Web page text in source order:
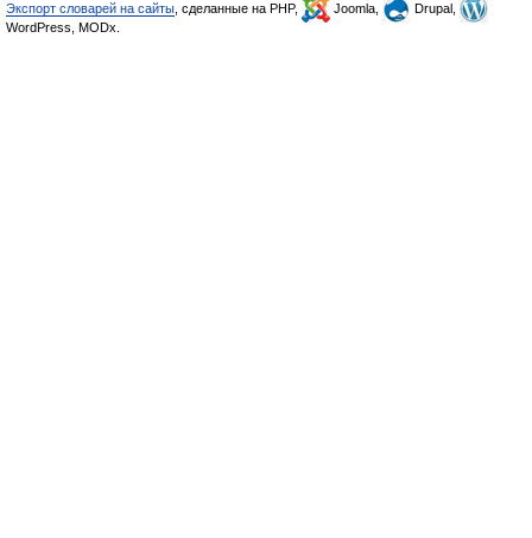
Экспорт словарей на сайты , сделанные на PHP, Joomla,
Drupal,
WordPress, MODx.